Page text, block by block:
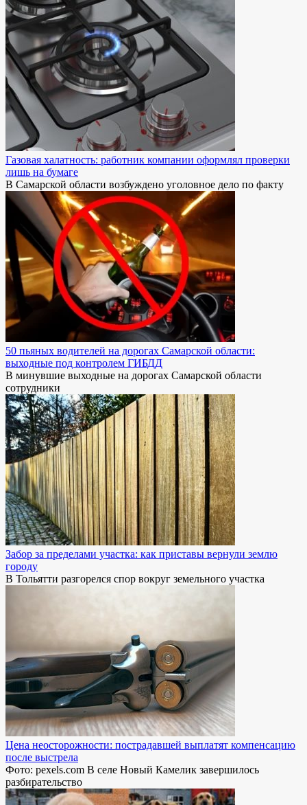
Газовая халатность: работник компании оформлял проверки
лишь на бумаге
В Самарской области возбуждено уголовное дело по факту
50 пьяных водителей на дорогах Самарской области:
выходные под контролем ГИБДД
В минувшие выходные на дорогах Самарской области
сотрудники
Забор за пределами участка: как приставы вернули землю
городу
В Тольятти разгорелся спор вокруг земельного участка
Цена неосторожности: пострадавшей выплатят компенсацию
после выстрела
Фото: pexels.com В селе Новый Камелик завершилось
разбирательство